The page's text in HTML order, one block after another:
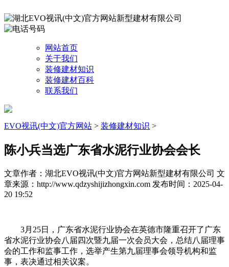
网站首页
关于我们
装修建材知识
装修建材百科
联系我们
EVO视讯(中文)官方网站 > 装修建材知识 >
陈小兵当选广东省水泥行业协会会长
文章作者：湖北EVO视讯(中文)官方网站新型建材有限公司 文
章来源：http://www.qdzyshijizhongxin.com 发布时间：2025-04-
20 19:52
3月25日，广东省水泥行业协会在英德市隆重召开了广东
省水泥行业协会八届四次暨九届一次会员大会，总结八届理事
会的工作和监事工作，选举产生第九届理事会领导机构和监
事，表决通过相关议案。